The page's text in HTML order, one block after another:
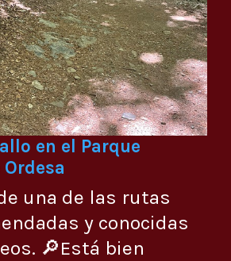
en el Parque
una de las rutas
y conocidas
🔎Está bien